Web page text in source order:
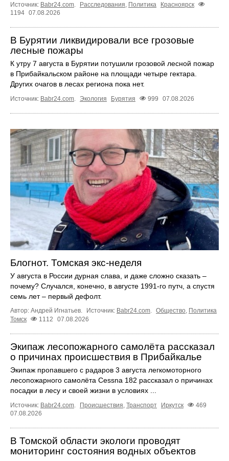
Источник: Babr24.com. Расследования, Политика
Красноярск
1194 07.08.2026
В Бурятии ликвидировали все грозовые
лесные пожары
К утру 7 августа в Бурятии потушили грозовой лесной пожар
в Прибайкальском районе на площади четыре гектара.
Других очагов в лесах региона пока нет.
Источник: Babr24.com. Экология Бурятия 999 07.08.2026
Блогнот. Томская экс-неделя
У августа в России дурная слава, и даже сложно сказать –
почему? Случался, конечно, в августе 1991-го путч, а спустя
семь лет – первый дефолт.
Автор: Андрей Игнатьев. Источник: Babr24.com Общество Политика
Томск
1112 07.08.2026
Экипаж лесопожарного самолёта рассказал
о причинах происшествия в Прибайкалье
Экипаж пропавшего с радаров 3 августа легкомоторного
лесопожарного самолёта Cessna 182 рассказал о причинах
посадки в лесу и своей жизни в условиях ...
Источник: Babr24.com. Происшествия, Транспорт Иркутск
469
07.08.2026
В Томской области экологи проводят
мониторинг состояния водных объектов